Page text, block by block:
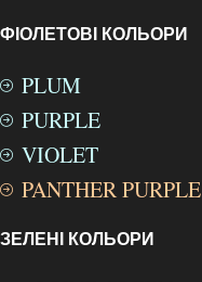
ФІОЛЕТОВІ КОЛЬОРИ
PLUM
PURPLE
VIOLET
PANTHER PURPLE
ЗЕЛЕНІ КОЛЬОРИ